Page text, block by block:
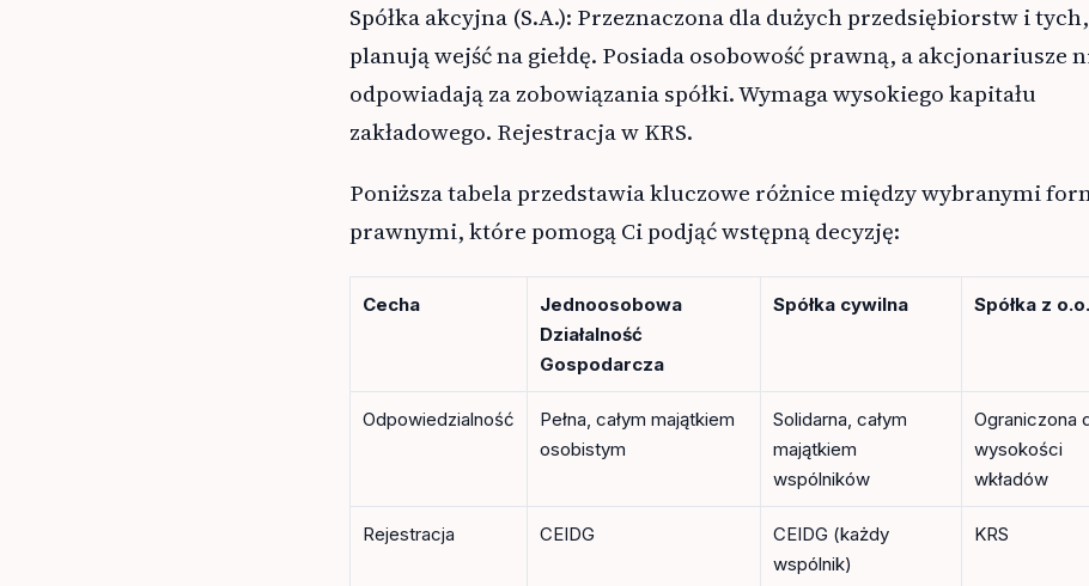
Spółka akcyjna (S.A.): Przeznaczona dla dużych przedsiębiorstw i
planują wejść na giełdę. Posiada osobowość prawną, a akcjonariusze
odpowiadają za zobowiązania spółki. Wymaga wysokiego kapitału
zakładowego. Rejestracja w KRS.
Poniższa tabela przedstawia kluczowe różnice między wybranymi
prawnymi, które pomogą Ci podjąć wstępną decyzję:
Cecha
Jednoosobowa
Działalność
Gospodarcza
Spółka cywilna Spółka z o.o.
Odpowiedzialność
Pełna, całym majątkiem
osobistym
Solidarna, całym
majątkiem
wspólników
Ograniczona
wysokości
wkładów
Rejestracja CEIDG
CEIDG (każdy
wspólnik)
KRS